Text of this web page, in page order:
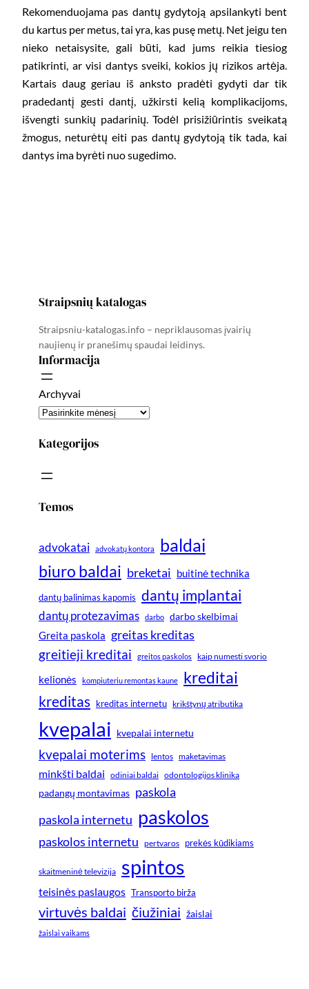
Rekomenduojama pas dantų gydytoją apsilankyti bent
du kartus per metus, tai yra, kas pusę metų. Net jeigu ten
nieko netaisysite, gali būti, kad jums reikia tiesiog
patikrinti, ar visi dantys sveiki, kokios jų rizikos artėja.
Kartais daug geriau iš anksto pradėti gydyti dar tik
pradedantį gesti dantį, užkirsti kelią komplikacijoms,
išvengti sunkių padarinių. Todėl prisižiūrintis sveikatą
žmogus, neturėtų eiti pas dantų gydytoją tik tada, kai
dantys ima byrėti nuo sugedimo.
Straipsnių katalogas
Straipsniu-katalogas.info – nepriklausomas įvairių
naujienų ir pranešimų spaudai leidinys.
Informacija
Archyvai
Kategorijos
Temos
advokatai advokatų kontora baldai
biuro baldai breketai buitinė technika
dantų balinimas kapomis dantų implantai
dantų protezavimas darbo darbo skelbimai
Greita paskola greitas kreditas
greitieji kreditai greitos paskolos kaip numesti svorio
kelionės kompiuteriu remontas kaune kreditai
kreditas kreditas internetu krikštynų atributika
kvepalai kvepalai internetu
kvepalai moterims lentos maketavimas
minkšti baldai odiniai baldai odontologijos klinika
padangų montavimas paskola
paskola internetu paskolos
paskolos internetu pertvaros prekės kūdikiams
skaitmeninė televizija spintos
teisinės paslaugos Transporto birža
virtuvės baldai čiužiniai žaislai
žaislai vaikams